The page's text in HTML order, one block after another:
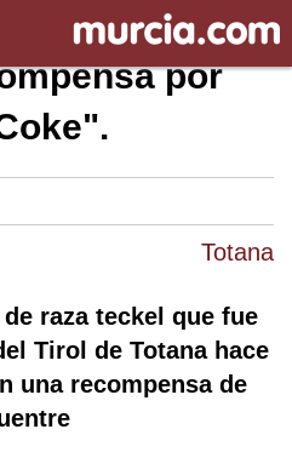
Totana
por
raza teckel que fue
Tirol de Totana hace
una recompensa de